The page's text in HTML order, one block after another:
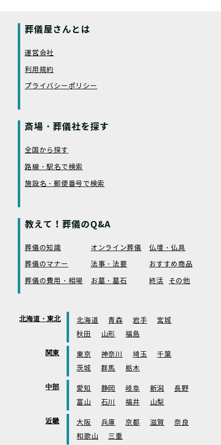
葬儀屋さんとは
運営会社
利用規約
プライバシーポリシー
斎場・葬儀社を探す
全国から探す
路線・駅名で検索
施設名・郵便番号で検索
教えて！葬儀のQ&A
葬儀の知識 オンライン葬儀
仏壇・仏具
葬儀のマナー
法事・法要
おすすめ商品
葬儀の費用・相場
お墓・墓石 終活 その他
北海道・東北 北海道 青森 岩手
宮城
秋田
山形 福島
関東 東京 神奈川 埼玉
千葉
茨城
群馬 栃木
中部 愛知 静岡 岐阜 新潟
長野
富山
石川 福井 山梨
近畿 大阪 兵庫 京都 滋賀
奈良
和歌山
三重